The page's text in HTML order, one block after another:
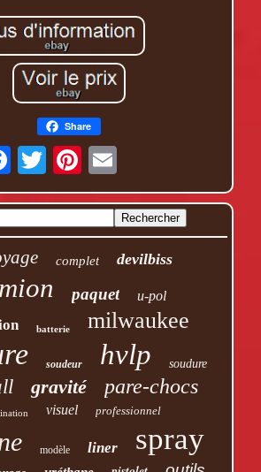
Share
complet devilbiss
paquet u-pol
batterie milwaukee
soudeur hvlp soudure
gravité pare-chocs
visuel professionnel
modèle liner spray